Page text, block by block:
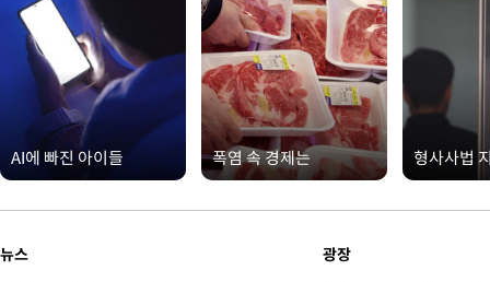
AI에 빠진 아이들 폭염 속 경제는 형사사법
뉴스 광장